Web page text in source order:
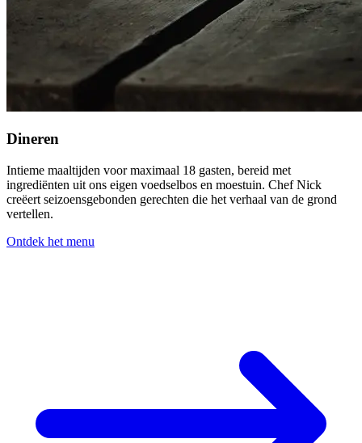
Dineren
Intieme maaltijden voor maximaal 18 gasten, bereid met
ingrediënten uit ons eigen voedselbos en moestuin. Chef Nick
creëert seizoensgebonden gerechten die het verhaal van de grond
vertellen.
Ontdek het menu